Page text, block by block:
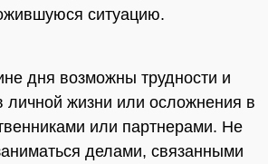
ситуацию.
дня возможны трудности и
личной жизни или осложнения в
или партнерами. Не
делами, связанными